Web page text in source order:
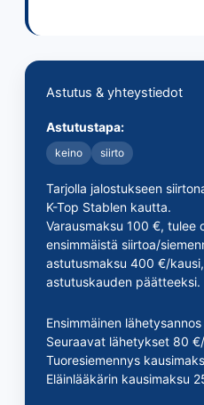
Astutus & yhteystiedot
Astutustapa:
keino siirto
Tarjolla jalostukseen
K-Top Stablen kautta.
Varausmaksu 100 €, tulee
ensimmäistä siirtoa/
astutusmaksu 400 €/
astutuskauden päätteeksi.
Ensimmäinen
Seuraavat lähetykset 80
Tuoresiemennys
Eläinlääkärin kausimaksu